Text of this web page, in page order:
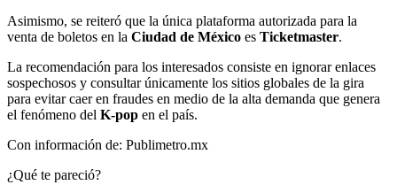
Asimismo, se reiteró que la única plataforma autorizada para la
venta de boletos en la Ciudad de México es Ticketmaster.
La recomendación para los interesados consiste en ignorar enlaces
sospechosos y consultar únicamente los sitios globales de la gira
para evitar caer en fraudes en medio de la alta demanda que genera
el fenómeno del K-pop en el país.
Con información de: Publimetro.mx
¿Qué te pareció?